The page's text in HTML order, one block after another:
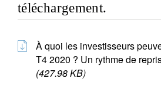
téléchargement.
À quoi les investisseurs
T4 2020 ? Un rythme de
(427.98 KB)